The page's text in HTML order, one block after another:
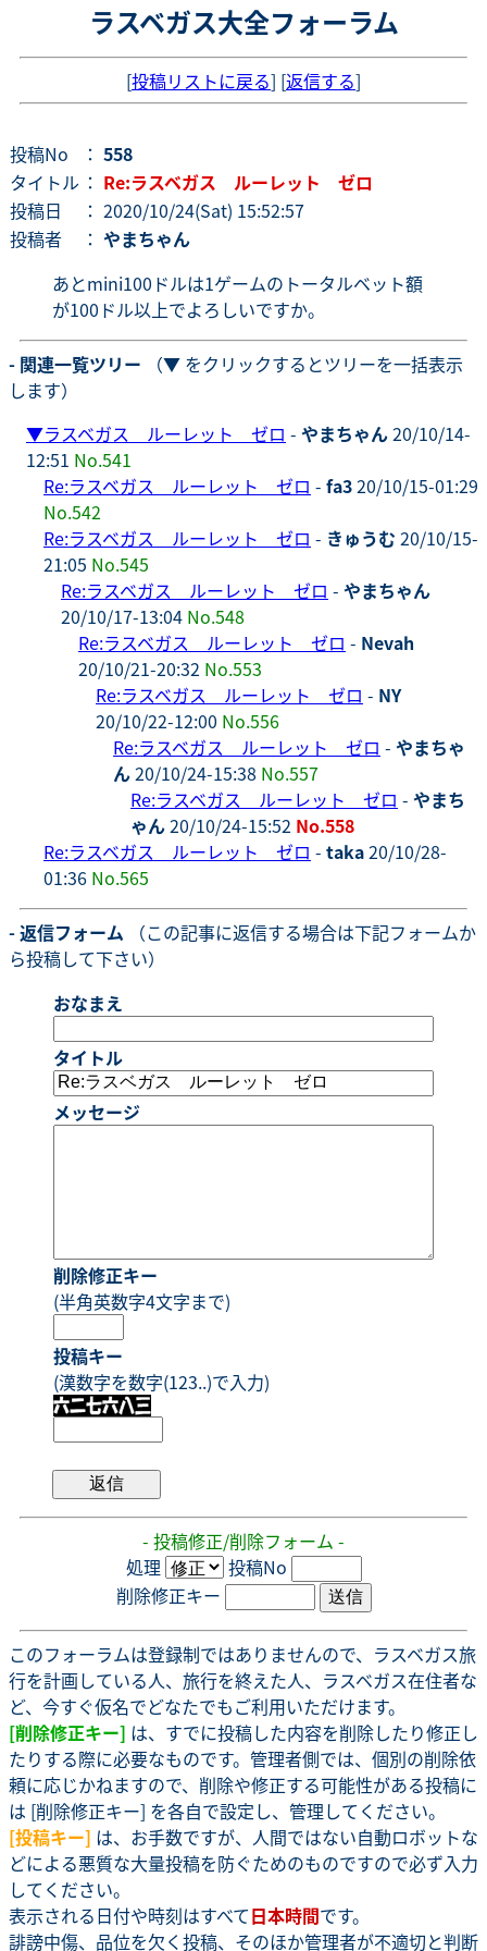
ラスベガス大全フォーラム
[投稿リストに戻る] [返信する]
投稿No ： 558
タイトル ： Re:ラスベガス ルーレット ゼロ
投稿日
： 2020/10/24(Sat) 15:52:57
投稿者
： やまちゃん
あとmini100ドルは1ゲームのトータルベット額
が100ドル以上でよろしいですか。
- 関連一覧ツリー （▼ をクリックするとツリーを一括表示
します）
▼ラスベガス ルーレット ゼロ - やまちゃん20/10/14-
12:51 No.541
Re:ラスベガス ルーレット ゼロ - fa320/10/15-01:29
No.542
Re:ラスベガス ルーレット ゼロ - きゅうむ 20/10/15-
21:05 No.545
Re:ラスベガス ルーレット ゼロ - やまちゃん
20/10/17-13:04 No.548
Re:ラスベガス ルーレット ゼロ - Nevah
20/10/21-20:32 No.553
Re:ラスベガス ルーレット ゼロ - NY
20/10/22-12:00 No.556
Re:ラスベガス ルーレット ゼロ - やまちゃ
ん20/10/24-15:38 No.557
Re:ラスベガス ルーレット ゼロ - やまち
ゃん20/10/24-15:52 No.558
Re:ラスベガス ルーレット ゼロ - taka20/10/28-
01:36 No.565
- 返信フォーム （この記事に返信する場合は下記フォームか
ら投稿して下さい）
おなまえ
タイトル
メッセージ
削除修正キー
(半角英数字4文字まで)
投稿キー
(漢数字を数字(123..)で入力)
- 投稿修正/削除フォーム -
処理
投稿No
削除修正キー
このフォーラムは登録制ではありませんので、ラスベガス旅
行を計画している人、旅行を終えた人、ラスベガス在住者な
ど、今すぐ仮名でどなたでもご利用いただけます。
[削除修正キー] は、すでに投稿した内容を削除したり修正し
たりする際に必要なものです。管理者側では、個別の削除依
頼に応じかねますので、削除や修正する可能性がある投稿に
は [削除修正キー] を各自で設定し、管理してください。
[投稿キー] は、お手数ですが、人間ではない自動ロボットな
どによる悪質な大量投稿を防ぐためのものですので必ず入力
してください。
表示される日付や時刻はすべて日本時間です。
誹謗中傷、品位を欠く投稿、そのほか管理者が不適切と判断